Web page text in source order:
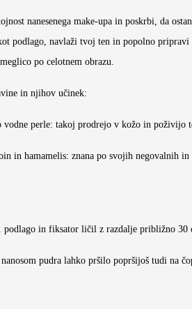
nanesenega make-upa in poskrbi, da
podlago, navlaži tvoj ten in popolno
po celotnem obrazu.
in njihov učinek:
vodne perle: takoj prodrejo v kožo in poživijo
in hamamelis: znana po svojih negovalnih
podlago in fiksator ličil z razdalje približno 30
pudra lahko pršilo popršijoš tudi na